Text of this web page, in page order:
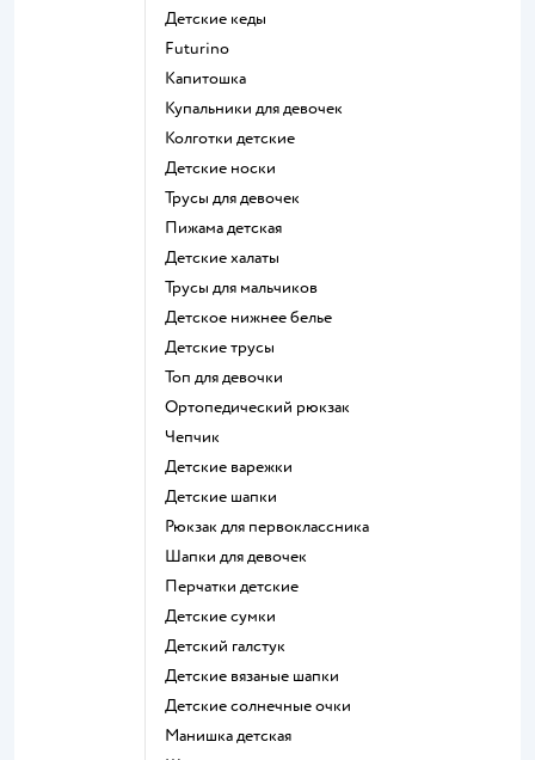
Детские кеды
Futurino
Капитошка
Купальники для девочек
Колготки детские
Детские носки
Трусы для девочек
Пижама детская
Детские халаты
Трусы для мальчиков
Детское нижнее белье
Детские трусы
Топ для девочки
Ортопедический рюкзак
Чепчик
Детские варежки
Детские шапки
Рюкзак для первоклассника
Шапки для девочек
Перчатки детские
Детские сумки
Детский галстук
Детские вязаные шапки
Детские солнечные очки
Манишка детская